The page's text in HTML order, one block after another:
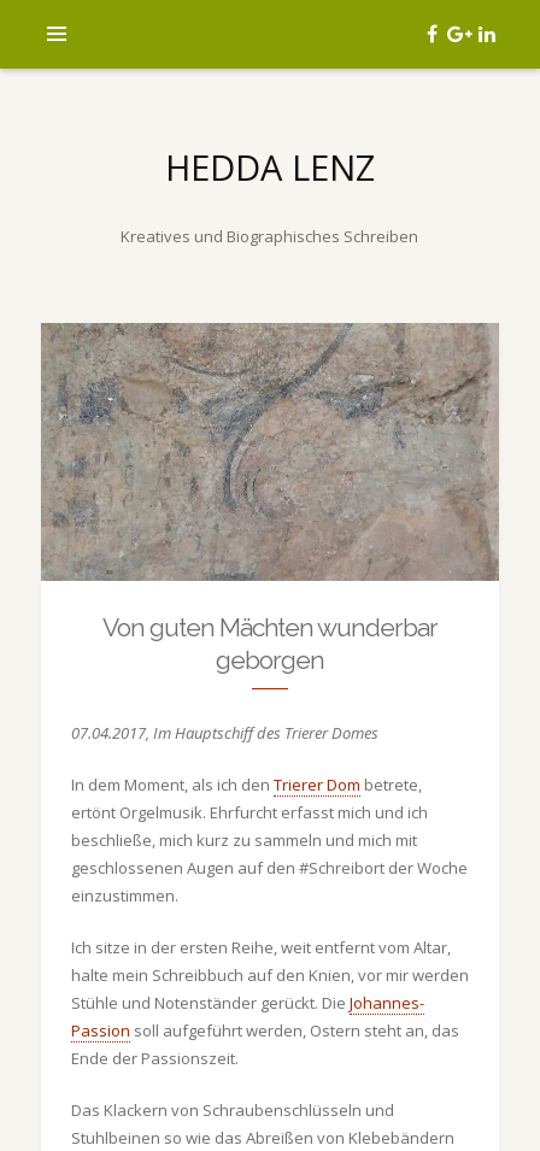
HEDDA LENZ
Kreatives und Biographisches Schreiben
Von guten Mächten wunderbar
geborgen
07.04.2017, Im Hauptschiff des Trierer Domes
In dem Moment, als ich den Trierer Dom betrete,
ertönt Orgelmusik. Ehrfurcht erfasst mich und ich
beschließe, mich kurz zu sammeln und mich mit
geschlossenen Augen auf den #Schreibort der Woche
einzustimmen.
Ich sitze in der ersten Reihe, weit entfernt vom Altar,
halte mein Schreibbuch auf den Knien, vor mir werden
Stühle und Notenständer gerückt. Die Johannes-
Passion soll aufgeführt werden, Ostern steht an, das
Ende der Passionszeit.
Das Klackern von Schraubenschlüsseln und
Stuhlbeinen so wie das Abreißen von Klebebändern